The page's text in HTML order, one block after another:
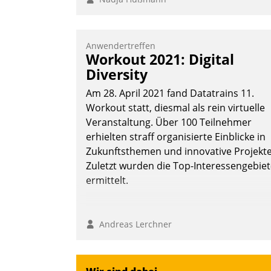
Anwendertreffen
Workout 2021: Digital
Diversity
Am 28. April 2021 fand Datatrains 11.
Workout statt, diesmal als rein virtuelle
Veranstaltung. Über 100 Teilnehmer
erhielten straff organisierte Einblicke in
Zukunftsthemen und innovative
Zuletzt wurden die Top-
ermittelt.
Andreas Lerchner